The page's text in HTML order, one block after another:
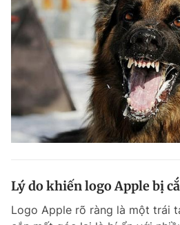
Lý do khiến logo Apple bị
Logo Apple rõ ràng là một trái